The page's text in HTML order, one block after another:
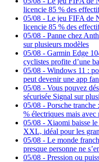
licencie 85 % des
05/08 - Le jeu FIFA de
licencie 85 % des
05/08 - Panne chez
sur plusieurs modèles
05/08 - Garmin Edge
cyclistes profite d’une
05/08 - Windows 11 :
peut devenir une app
05/08 - Vous pouvez
sécurisée Signal sur
05/08 - Porsche tranche
% électriques mais avec
05/08 - Xiaomi baisse
XXL, idéal pour les
05/08 - Le monde
presque personne ne
05/08 - Pression ou